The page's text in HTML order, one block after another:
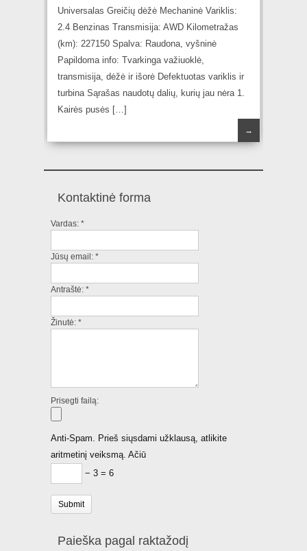
Universalas Greičių dėžė Mechaninė Variklis:
2.4 Benzinas Transmisija: AWD Kilometražas
(km): 227150 Spalva: Raudona, vyšninė
Papildoma info: Tvarkinga važiuoklė,
transmisija, dėžė ir išorė Defektuotas variklis ir
turbina Sąrašas naudotų dalių, kurių jau nėra 1.
Kairės pusės […]
→
Kontaktinė forma
Vardas: *
Jūsų email: *
Antraštė: *
Žinutė: *
Prisegti failą:
Anti-Spam. Prieš siųsdami užklausą, atlikite
aritmetinį veiksmą. Ačiū
− 3 = 6
Paieška pagal raktažodį